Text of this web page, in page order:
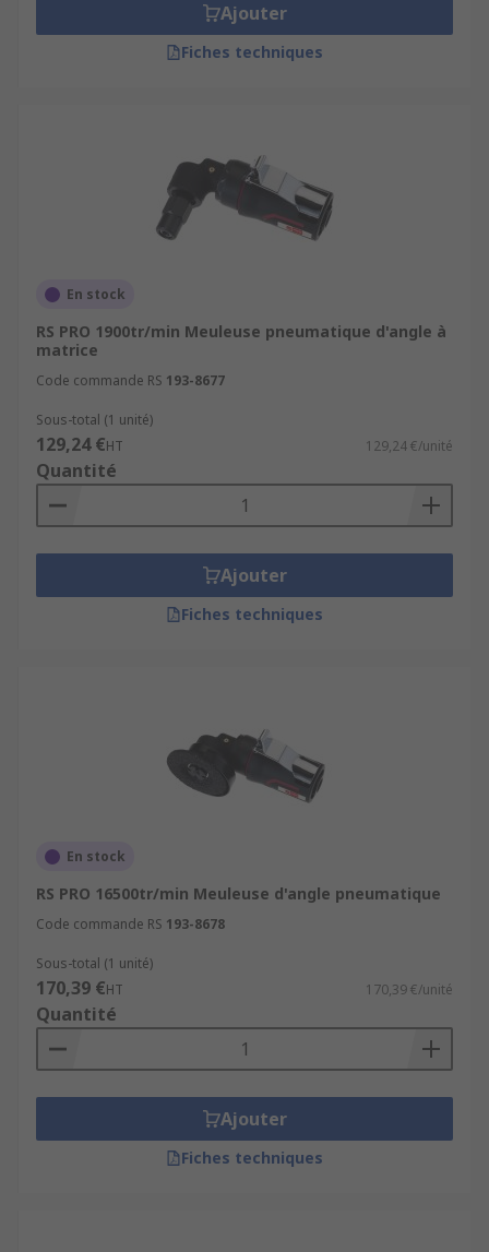
Ajouter
Fiches techniques
En stock
RS PRO 1900tr/min Meuleuse pneumatique d'angle à
matrice
Code commande RS 193-8677
Sous-total (1 unité)
129,24 €HT 129,24 €/unité
Quantité
Ajouter
Fiches techniques
En stock
RS PRO 16500tr/min Meuleuse d'angle pneumatique
Code commande RS 193-8678
Sous-total (1 unité)
170,39 €HT 170,39 €/unité
Quantité
Ajouter
Fiches techniques